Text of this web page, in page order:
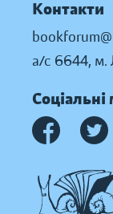
Контакти
а/с 6644, м.